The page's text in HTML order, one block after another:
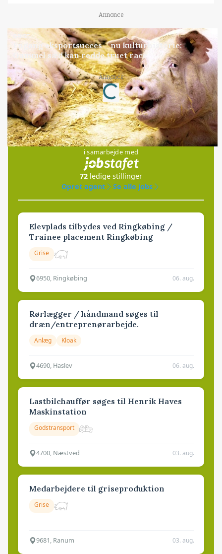
Annonce
GRISE
Engang eksportsucces – nu kulturhistorie:
Gammel sæd kan redde truet race
Annonce
Loading...
Jobs
i samarbejde med
72 ledige stillinger
Opret agent
Se alle jobs
Elevplads tilbydes ved Ringkøbing /
Trainee placement Ringkøbing
Grise
6950, Ringkøbing 06. aug.
Rørlægger / håndmand søges til
dræn/entreprenørarbejde.
Anlæg Kloak
4690, Haslev 06. aug.
Lastbilchauffør søges til Henrik Haves
Maskinstation
Godstransport
4700, Næstved 03. aug.
Medarbejdere til griseproduktion
Grise
9681, Ranum 03. aug.